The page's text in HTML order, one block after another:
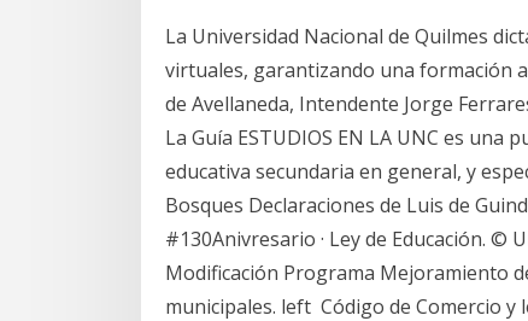
La Universidad Nacional de Quilmes
virtuales, garantizando una formación
de Avellaneda, Intendente Jorge
La Guía ESTUDIOS EN LA UNC es una
educativa secundaria en general, y
Bosques Declaraciones de Luis de
#130Anivresario · Ley de Educación.
Modificación Programa Mejoramiento
municipales. left Código de Comercio y